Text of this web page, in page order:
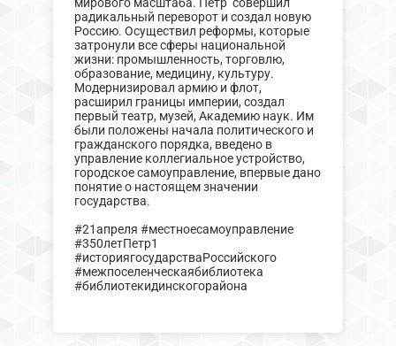
радикальный переворот и создал новую
Россию. Осуществил реформы, которые
затронули все сферы национальной
жизни: промышленность, торговлю,
образование, медицину, культуру.
Модернизировал армию и флот,
расширил границы империи, создал
первый театр, музей, Академию наук. Им
были положены начала политического и
гражданского порядка, введено в
управление коллегиальное устройство,
городское самоуправление, впервые дано
понятие о настоящем значении
государства.
#21апреля #местноесамоуправление
#350летПетр1
#историягосударстваРоссийского
#межпоселенческаябиблиотека
#библиотекидинскогорайона